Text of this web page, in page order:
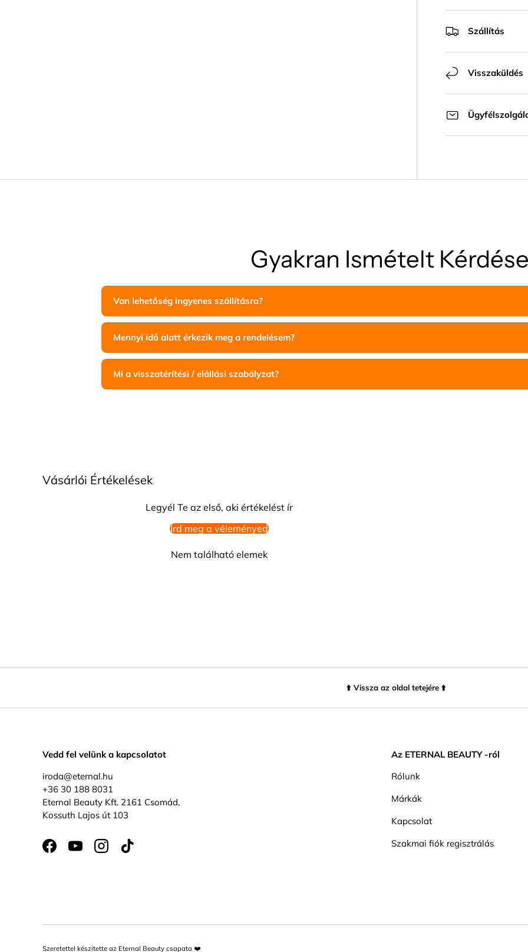
Szállítás
Visszaküldés
Gyakran Ismételt
Van lehetőség ingyenes szállításra?
Mennyi idő alatt érkezik meg a rendelésem?
Mi a visszatérítési / elállási szabályzat?
Vásárlói Értékelések
Legyél Te az első, aki értékelést ír
Írd meg a véleményed
Nem található elemek
⬆️ Vissza az oldal tetejére ⬆️
Vedd fel velünk a kapcsolatot
iroda@eternal.hu
+36 30 188 8031
Eternal Beauty Kft. 2161 Csomád,
Kossuth Lajos út 103
FacebookYouTubeInstagramTikTok
Az ETERNAL BEAUTY -ról
Rólunk
Márkák
Kapcsolat
Szakmai fiók regisztrálás
Szeretettel készítette az Eternal Beauty csapata ❤️